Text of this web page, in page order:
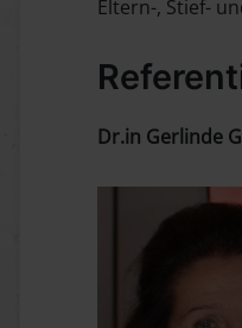
Eltern-, Stief-
Dr.in Gerlinde